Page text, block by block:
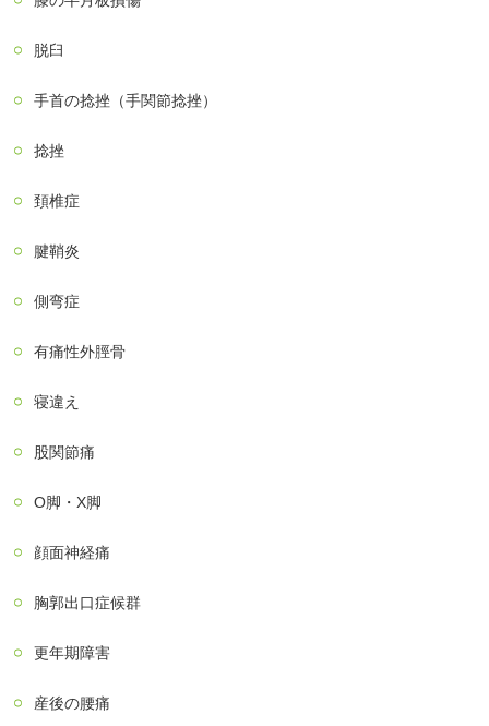
脱臼
手首の捻挫（手関節捻挫）
捻挫
頚椎症
腱鞘炎
側弯症
有痛性外脛骨
寝違え
股関節痛
О脚・X脚
顔面神経痛
胸郭出口症候群
更年期障害
産後の腰痛